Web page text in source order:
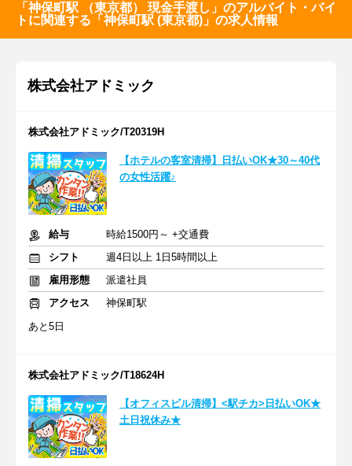
「神保町駅 （東京都） 現金手渡し」のアルバイト・バイ
トに関連する「神保町駅 (東京都)」の求人情報
株式会社アドミック
株式会社アドミック/T20319H
【ホテルの客室清掃】日払いOK★30～40代
の女性活躍♪
給与
時給1500円～ +交通費
シフト
週4日以上 1日5時間以上
雇用形態
派遣社員
アクセス
神保町駅
あと5日
株式会社アドミック/T18624H
【オフィスビル清掃】<駅チカ>日払いOK★
土日祝休み★